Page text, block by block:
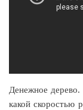
Денежное
какой скоростью